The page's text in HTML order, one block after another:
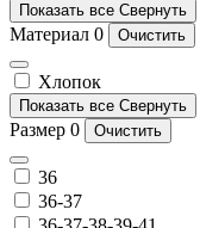
Показать все Свернуть
Материал 0 Очистить
Хлопок
Показать все Свернуть
Размер 0 Очистить
36
36-37